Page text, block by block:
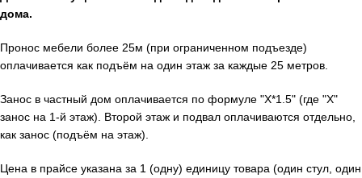
дома.
Пронос мебели более 25м (при ограниченном подъезде)
оплачивается как подъём на один этаж за каждые 25 метров.
Занос в частный дом оплачивается по формуле "X*1.5" (где "X"
занос на 1-й этаж). Второй этаж и подвал оплачиваются отдельно,
как занос (подъём на этаж).
Цена в прайсе указана за 1 (одну) единицу товара (один стул, один